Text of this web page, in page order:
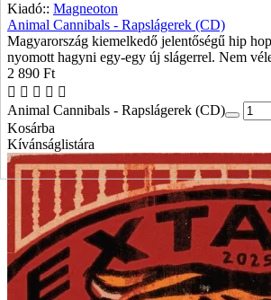
Kiadó:: Magneoton
Animal Cannibals - Rapslágerek (CD)
Magyarország kiemelkedő jelentőségű hip
nyomott hagyni egy-egy új slágerrel. Nem
2 890 Ft
Animal Cannibals - Rapslágerek (CD)
Kosárba
Kívánságlistára